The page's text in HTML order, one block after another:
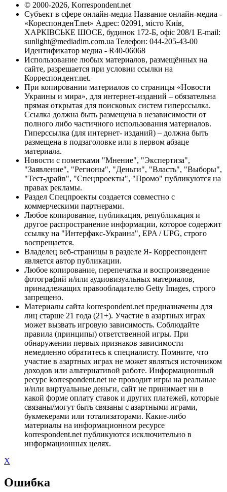
© 2000-2026, Korrespondent.net
Субъект в сфере онлайн-медиа Название онлайн-медиа -
«КореспонденТ.net» Адрес: 02091, місто Київ,
ХАРКІВСЬКЕ ШОСЕ, будинок 172-Б, офіс 208/1 E-mail:
sunlight@mediadim.com.ua Телефон: 044-205-43-00
Идентификатор медиа - R40-06068
Использование любых материалов, размещённых на
сайте, разрешается при условии ссылки на
Корреспондент.net.
При копировании материалов со страницы «Новости
Украины и мира», для интернет-изданий – обязательна
прямая открытая для поисковых систем гиперссылка.
Ссылка должна быть размещена в независимости от
полного либо частичного использования материалов.
Гиперссылка (для интернет- изданий) – должна быть
размещена в подзаголовке или в первом абзаце
материала.
Новости с пометками "Мнение", "Экспертиза",
"Заявление", "Регионы", "Деньги", "Власть", "Выборы",
"Тест-драйв", "Спецпроекты", "Промо" публикуются на
правах рекламы.
Раздел Спецпроекты создается совместно с
коммерческими партнерами.
Любое копирование, публикация, републикация и
другое распространение информации, которое содержит
ссылку на "Интерфакс-Украина", EPA / UPG, строго
воспрещается.
Владелец веб-страницы в разделе Я- Корреспондент
является автор публикации.
Любое копирование, перепечатка и воспроизведение
фотографий и/или аудиовизуальных материалов,
принадлежащих правообладателю Getty Images, строго
запрещено.
Материалы сайта korrespondent.net предназначены для
лиц старше 21 года (21+). Участие в азартных играх
может вызвать игровую зависимость. Соблюдайте
правила (принципы) ответственной игры. При
обнаружении первых признаков зависимости
немедленно обратитесь к специалисту. Помните, что
участие в азартных играх не может являться источником
доходов или альтернативой работе. Информационный
ресурс korrespondent.net не проводит игры на реальные
и/или виртуальные деньги, сайт не принимает ни в
какой форме оплату ставок и других платежей, которые
связаны/могут быть связаны с азартными играми,
букмекерами или тотализаторами. Какие-либо
материалы на информационном ресурсе
korrespondent.net публикуются исключительно в
информационных целях.
X
Ошибка